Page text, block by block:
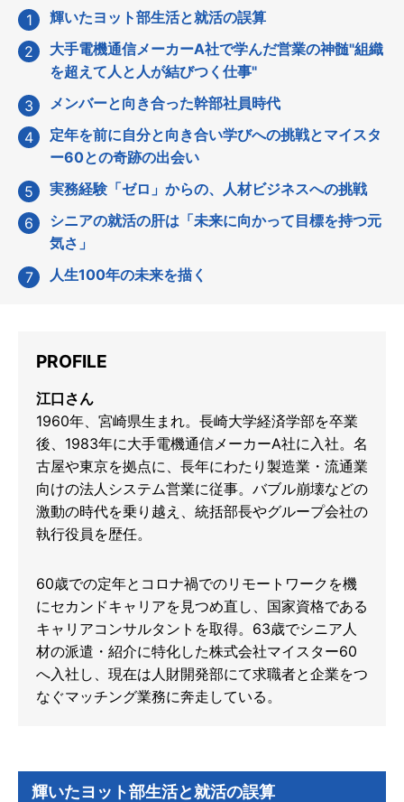
輝いたヨット部生活と就活の誤算
大手電機通信メーカーA社で学んだ営業の神髄"組織
を超えて人と人が結びつく仕事"
メンバーと向き合った幹部社員時代
定年を前に自分と向き合い学びへの挑戦とマイスタ
ー60との奇跡の出会い
実務経験「ゼロ」からの、人材ビジネスへの挑戦
シニアの就活の肝は「未来に向かって目標を持つ元
気さ」
人生100年の未来を描く
PROFILE
江口さん
1960年、宮崎県生まれ。長崎大学経済学部を卒業
後、1983年に大手電機通信メーカーA社に入社。名
古屋や東京を拠点に、長年にわたり製造業・流通業
向けの法人システム営業に従事。バブル崩壊などの
激動の時代を乗り越え、統括部長やグループ会社の
執行役員を歴任。
60歳での定年とコロナ禍でのリモートワークを機
にセカンドキャリアを見つめ直し、国家資格である
キャリアコンサルタントを取得。63歳でシニア人
材の派遣・紹介に特化した株式会社マイスター60
へ入社し、現在は人財開発部にて求職者と企業をつ
なぐマッチング業務に奔走している。
輝いたヨット部生活と就活の誤算